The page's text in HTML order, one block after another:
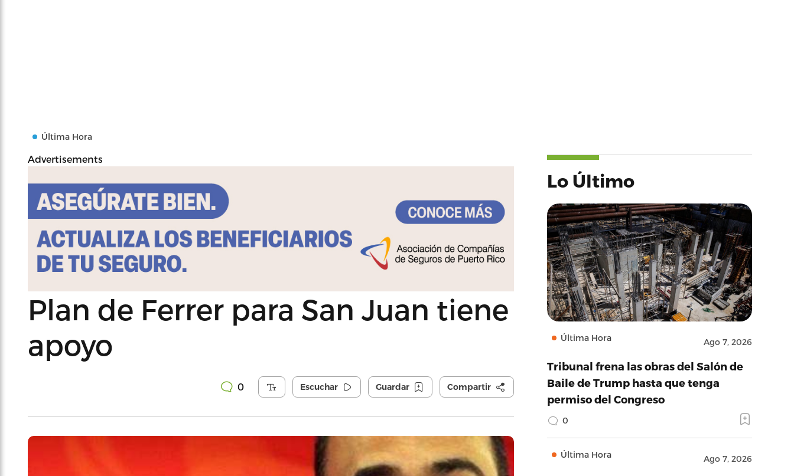
Última Hora
Advertisements
Plan de Ferrer para San Juan tiene
apoyo
0 Escuchar Guardar Compartir
Lo Último
Última Hora Ago 7, 2026
Tribunal frena las obras del Salón de
Baile de Trump hasta que tenga
permiso del Congreso
0
Última Hora Ago 7, 2026